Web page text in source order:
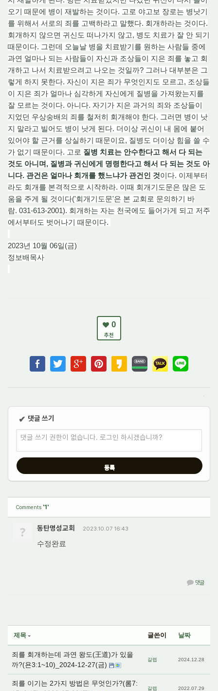
오기 때문에 병이 재발하는 것이다. 고로 야고보 장로는 병낫기
를 위해서 서로의 죄를 고백하라고 말했다. 회개하라는 것이다.
회개하지 않으면 귀신도 떠나가지 않고, 병도 치료가 잘 안 되기
때문이다. 그런데 오늘날 병을 치료받기를 원하는 사람들 중에
과연 얼마나 되는 사람들이 자신과 조상들이 지은 죄를 놓고 회
개하고 나서 치료받으려고 나오는 것일까? 그러나 대부분은 그
렇게 하지 못한다. 자신이 지은 죄가 무엇인지도 모르고, 조상들
이 지은 죄가 얼마나 심각하게 자신에게 질병을 가져왔는지를
잘 모르는 것이다. 아니다. 자기가 지은 과거의 죄와 조상들이
지었던 우상숭배의 죄를 철저히 회개해야 한다. 그러면 병이 낫
지 말라고 빌어도 병이 낫게 된다. 더이상 귀신이 내 몸에 붙어
있어야 할 근거를 상실하기 때문이요, 질병도 더이상 힘을 쓸 수
가 없기 때문이다. 고로 질병 치 료는 안수한다고 해서 다 되는
것도 아니며, 질병과 귀신에게 명령한다고 해서 다 되는 것도 아
니다. 관건은 얼마나 회개를 했느냐가 관건인 것이다. 이제부터
라도 회개를 본격적으로 시작하라. 이때 회개기도문은 많은 도
움을 주게 될 것이다('회개기도문'은 본 교회로 문의하기 바
람. 031-613-2001). 회개하는 자는 천국에도 들어가게 되고 저주
에서부터도 벗어나기 때문이다.
2023년 10월 06일(금)
정보배목사
0
추천
✔ 댓글 쓰기
댓글 쓰기 권한이 없습니다. 로그인 하시겠습니까?
Comments '1'
? 동탄명성교회 2023.10.07 16:43
수정완료
댓글
제목 글쓴이 날짜
죄를 회개하는데 과연 왕도(王道)가 있을
까?(욘3:1~10)_2024-12-27(금)
갈렙 2024.12.28
죄를 이기는 2가지 방법은 무엇인가?(롬7:
갈렙 2022.07.29